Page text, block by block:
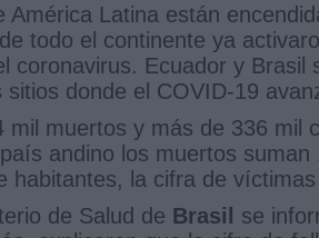
América Latina están
todo el continente ya
coronavirus. Ecuador y
sitios donde el COVID-19
mil muertos y más de 336
andino los muertos
habitantes, la cifra de
de Salud de Brasil se